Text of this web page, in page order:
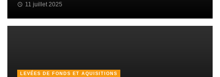
11 juillet 2025
LEVÉES DE FONDS ET AQUISITIONS